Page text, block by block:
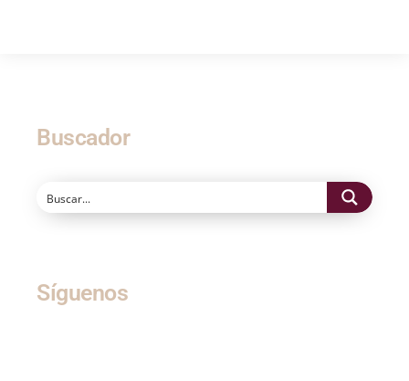
Buscador
Síguenos